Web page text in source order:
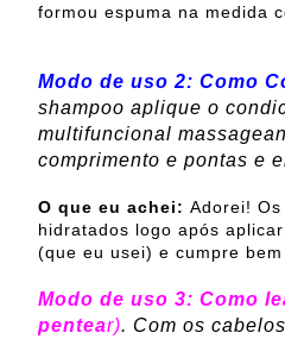
formou espuma na medida
Modo de uso 2: Como
shampoo aplique o
multifuncional
comprimento e pontas e
O que eu achei: Adorei!
hidratados logo após
(que eu usei) e cumpre bem
Modo de uso 3: Como
pentear). Com os